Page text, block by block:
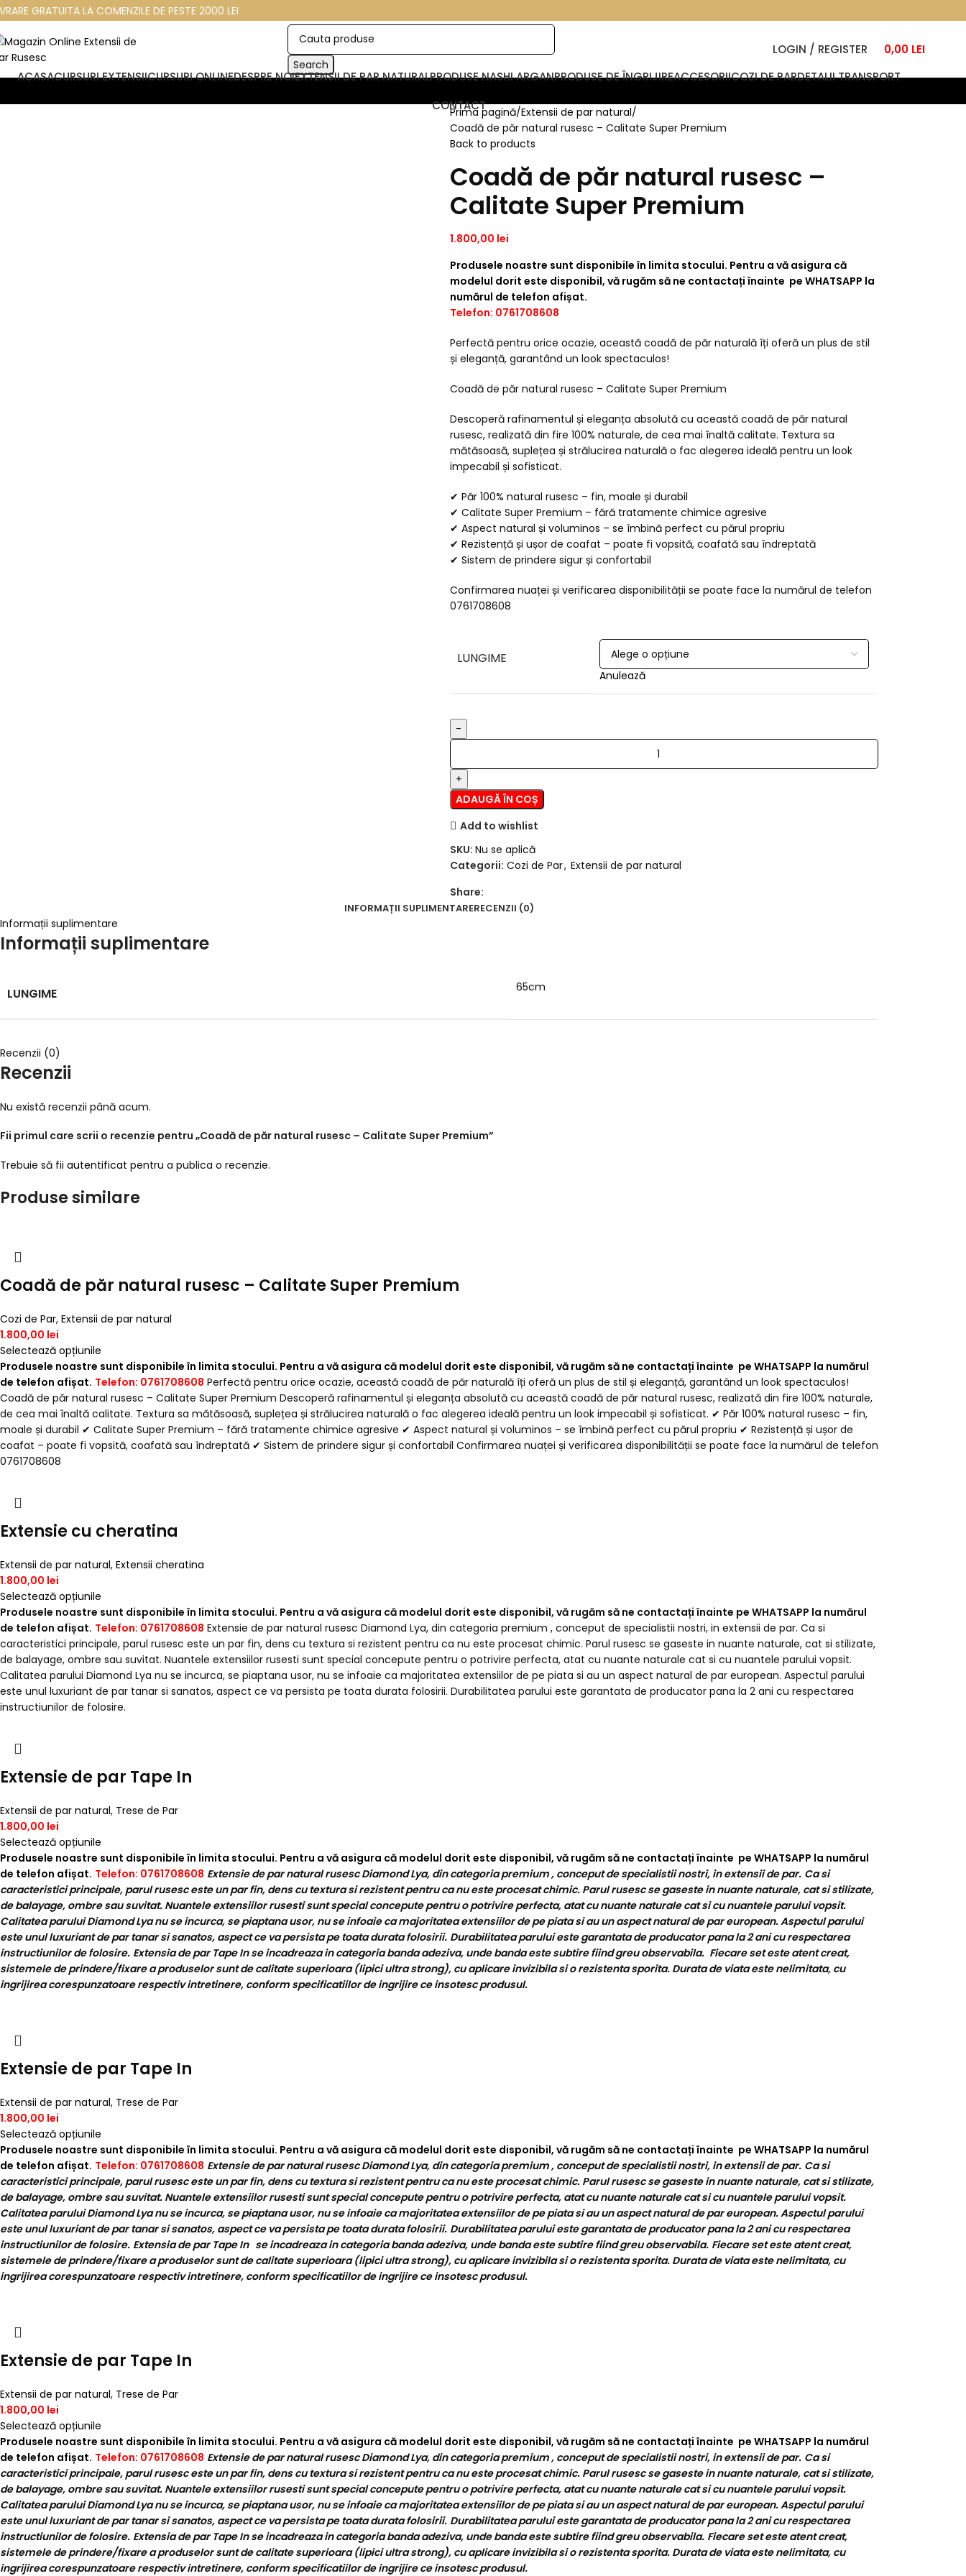
GRATUITA LA COMENZILE DE PESTE 2000 LEI
Search
LOGIN / REGISTER 0,00 LEI
ACASACURSURI EXTENSIICURSURI ONLINEDESPRE NOIEXTENSII DE PAR NATURALPRODUSE NASHI ARGANPRODUSE DE ÎNGRIJIREACCESORIICOZI DE PARDETALII TRANSPORT
CONTACT
Prima pagină Extensii de par natural
Coadă de păr natural rusesc – Calitate Super Premium
Back to products
Coadă de păr natural rusesc –
Calitate Super Premium
1.800,00 lei
Produsele noastre sunt disponibile în limita stocului. Pentru a vă asigura că
modelul dorit este disponibil, vă rugăm să ne contactați înainte pe WHATSAPP la
numărul de telefon afișat.
Telefon: 0761708608
Perfectă pentru orice ocazie, această coadă de păr naturală îți oferă un plus de stil
și eleganță, garantând un look spectaculos!
Coadă de păr natural rusesc – Calitate Super Premium
Descoperă rafinamentul și eleganța absolută cu această coadă de păr natural
rusesc, realizată din fire 100% naturale, de cea mai înaltă calitate. Textura sa
mătăsoasă, suplețea și strălucirea naturală o fac alegerea ideală pentru un look
impecabil și sofisticat.
✔ Păr 100% natural rusesc – fin, moale și durabil
✔ Calitate Super Premium – fără tratamente chimice agresive
✔ Aspect natural și voluminos – se îmbină perfect cu părul propriu
✔ Rezistență și ușor de coafat – poate fi vopsită, coafată sau îndreptată
✔ Sistem de prindere sigur și confortabil
Confirmarea nuaței și verificarea disponibilității se poate face la numărul de telefon
0761708608
LUNGIME
Anulează
ADAUGĂ ÎN COȘ
Add to wishlist
SKU: Nu se aplică
Categorii: Cozi de Par, Extensii de par natural
Share:
INFORMAȚII SUPLIMENTARERECENZII (0)
Informații suplimentare
Informații suplimentare
LUNGIME 65cm
Recenzii (0)
Recenzii
Nu există recenzii până acum.
Fii primul care scrii o recenzie pentru „Coadă de păr natural rusesc – Calitate Super Premium”
Trebuie să fii autentificat pentru a publica o recenzie.
Produse similare
Coadă de păr natural rusesc – Calitate Super Premium
Cozi de Par, Extensii de par natural
1.800,00 lei
Selectează opțiunile
Produsele noastre sunt disponibile în limita stocului. Pentru a vă asigura că modelul dorit este disponibil, vă rugăm să ne contactați înainte pe WHATSAPP la numărul
de telefon afișat. Telefon: 0761708608 Perfectă pentru orice ocazie, această coadă de păr naturală îți oferă un plus de stil și eleganță, garantând un look spectaculos!
Coadă de păr natural rusesc – Calitate Super Premium Descoperă rafinamentul și eleganța absolută cu această coadă de păr natural rusesc, realizată din fire 100% naturale,
de cea mai înaltă calitate. Textura sa mătăsoasă, suplețea și strălucirea naturală o fac alegerea ideală pentru un look impecabil și sofisticat. ✔ Păr 100% natural rusesc – fin,
moale și durabil ✔ Calitate Super Premium – fără tratamente chimice agresive ✔ Aspect natural și voluminos – se îmbină perfect cu părul propriu ✔ Rezistență și ușor de
coafat – poate fi vopsită, coafată sau îndreptată ✔ Sistem de prindere sigur și confortabil Confirmarea nuaței și verificarea disponibilității se poate face la numărul de telefon
0761708608
Extensie cu cheratina
Extensii de par natural, Extensii cheratina
1.800,00 lei
Selectează opțiunile
Produsele noastre sunt disponibile în limita stocului. Pentru a vă asigura că modelul dorit este disponibil, vă rugăm să ne contactați înainte pe WHATSAPP la numărul
de telefon afișat. Telefon: 0761708608 Extensie de par natural rusesc Diamond Lya, din categoria premium , conceput de specialistii nostri, in extensii de par. Ca si
caracteristici principale, parul rusesc este un par fin, dens cu textura si rezistent pentru ca nu este procesat chimic. Parul rusesc se gaseste in nuante naturale, cat si stilizate,
de balayage, ombre sau suvitat. Nuantele extensiilor rusesti sunt special concepute pentru o potrivire perfecta, atat cu nuante naturale cat si cu nuantele parului vopsit.
Calitatea parului Diamond Lya nu se incurca, se piaptana usor, nu se infoaie ca majoritatea extensiilor de pe piata si au un aspect natural de par european. Aspectul parului
este unul luxuriant de par tanar si sanatos, aspect ce va persista pe toata durata folosirii. Durabilitatea parului este garantata de producator pana la 2 ani cu respectarea
instructiunilor de folosire.
Extensie de par Tape In
Extensii de par natural, Trese de Par
1.800,00 lei
Selectează opțiunile
Produsele noastre sunt disponibile în limita stocului. Pentru a vă asigura că modelul dorit este disponibil, vă rugăm să ne contactați înainte pe WHATSAPP la numărul
de telefon afișat. Telefon: 0761708608 Extensie de par natural rusesc Diamond Lya, din categoria premium , conceput de specialistii nostri, in extensii de par. Ca si
caracteristici principale, parul rusesc este un par fin, dens cu textura si rezistent pentru ca nu este procesat chimic. Parul rusesc se gaseste in nuante naturale, cat si stilizate,
de balayage, ombre sau suvitat. Nuantele extensiilor rusesti sunt special concepute pentru o potrivire perfecta, atat cu nuante naturale cat si cu nuantele parului vopsit.
Calitatea parului Diamond Lya nu se incurca, se piaptana usor, nu se infoaie ca majoritatea extensiilor de pe piata si au un aspect natural de par european. Aspectul parului
este unul luxuriant de par tanar si sanatos, aspect ce va persista pe toata durata folosirii. Durabilitatea parului este garantata de producator pana la 2 ani cu respectarea
instructiunilor de folosire. Extensia de par Tape In se incadreaza in categoria banda adeziva, unde banda este subtire fiind greu observabila. Fiecare set este atent creat,
sistemele de prindere/fixare a produselor sunt de calitate superioara (lipici ultra strong), cu aplicare invizibila si o rezistenta sporita. Durata de viata este nelimitata, cu
ingrijirea corespunzatoare respectiv intretinere, conform specificatiilor de ingrijire ce insotesc produsul.
Extensie de par Tape In
Extensii de par natural, Trese de Par
1.800,00 lei
Selectează opțiunile
Produsele noastre sunt disponibile în limita stocului. Pentru a vă asigura că modelul dorit este disponibil, vă rugăm să ne contactați înainte pe WHATSAPP la numărul
de telefon afișat. Telefon: 0761708608 Extensie de par natural rusesc Diamond Lya, din categoria premium , conceput de specialistii nostri, in extensii de par. Ca si
caracteristici principale, parul rusesc este un par fin, dens cu textura si rezistent pentru ca nu este procesat chimic. Parul rusesc se gaseste in nuante naturale, cat si stilizate,
de balayage, ombre sau suvitat. Nuantele extensiilor rusesti sunt special concepute pentru o potrivire perfecta, atat cu nuante naturale cat si cu nuantele parului vopsit.
Calitatea parului Diamond Lya nu se incurca, se piaptana usor, nu se infoaie ca majoritatea extensiilor de pe piata si au un aspect natural de par european. Aspectul parului
este unul luxuriant de par tanar si sanatos, aspect ce va persista pe toata durata folosirii. Durabilitatea parului este garantata de producator pana la 2 ani cu respectarea
instructiunilor de folosire. Extensia de par Tape In se incadreaza in categoria banda adeziva, unde banda este subtire fiind greu observabila. Fiecare set este atent creat,
sistemele de prindere/fixare a produselor sunt de calitate superioara (lipici ultra strong), cu aplicare invizibila si o rezistenta sporita. Durata de viata este nelimitata, cu
ingrijirea corespunzatoare respectiv intretinere, conform specificatiilor de ingrijire ce insotesc produsul.
Extensie de par Tape In
Extensii de par natural, Trese de Par
1.800,00 lei
Selectează opțiunile
Produsele noastre sunt disponibile în limita stocului. Pentru a vă asigura că modelul dorit este disponibil, vă rugăm să ne contactați înainte pe WHATSAPP la numărul
de telefon afișat. Telefon: 0761708608 Extensie de par natural rusesc Diamond Lya, din categoria premium , conceput de specialistii nostri, in extensii de par. Ca si
caracteristici principale, parul rusesc este un par fin, dens cu textura si rezistent pentru ca nu este procesat chimic. Parul rusesc se gaseste in nuante naturale, cat si stilizate,
de balayage, ombre sau suvitat. Nuantele extensiilor rusesti sunt special concepute pentru o potrivire perfecta, atat cu nuante naturale cat si cu nuantele parului vopsit.
Calitatea parului Diamond Lya nu se incurca, se piaptana usor, nu se infoaie ca majoritatea extensiilor de pe piata si au un aspect natural de par european. Aspectul parului
este unul luxuriant de par tanar si sanatos, aspect ce va persista pe toata durata folosirii. Durabilitatea parului este garantata de producator pana la 2 ani cu respectarea
instructiunilor de folosire. Extensia de par Tape In se incadreaza in categoria banda adeziva, unde banda este subtire fiind greu observabila. Fiecare set este atent creat,
sistemele de prindere/fixare a produselor sunt de calitate superioara (lipici ultra strong), cu aplicare invizibila si o rezistenta sporita. Durata de viata este nelimitata, cu
ingrijirea corespunzatoare respectiv intretinere, conform specificatiilor de ingrijire ce insotesc produsul.